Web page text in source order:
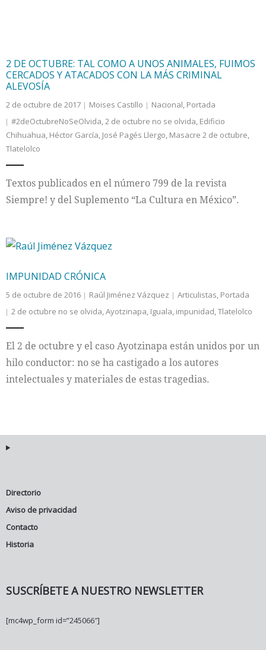
2 DE OCTUBRE: TAL COMO A UNOS ANIMALES, FUIMOS
CERCADOS Y ATACADOS CON LA MÁS CRIMINAL
ALEVOSÍA
2 de octubre de 2017 Moises Castillo Nacional, Portada
#2deOctubreNoSeOlvida,2 de octubre no se olvida, Edificio
Chihuahua, Héctor García, José Pagés Llergo, Masacre 2 de octubre,
Tlatelolco
Textos publicados en el número 799 de la revista
Siempre! y del Suplemento “La Cultura en México”.
IMPUNIDAD CRÓNICA
5 de octubre de 2016 Raúl Jiménez Vázquez Articulistas, Portada
2 de octubre no se olvida,Ayotzinapa, Iguala, impunidad,Tlatelolco
El 2 de octubre y el caso Ayotzinapa están unidos por un
hilo conductor: no se ha castigado a los autores
intelectuales y materiales de estas tragedias.
Directorio
Aviso de privacidad
Contacto
Historia
SUSCRÍBETE A NUESTRO NEWSLETTER
[mc4wp_form id=”245066″]